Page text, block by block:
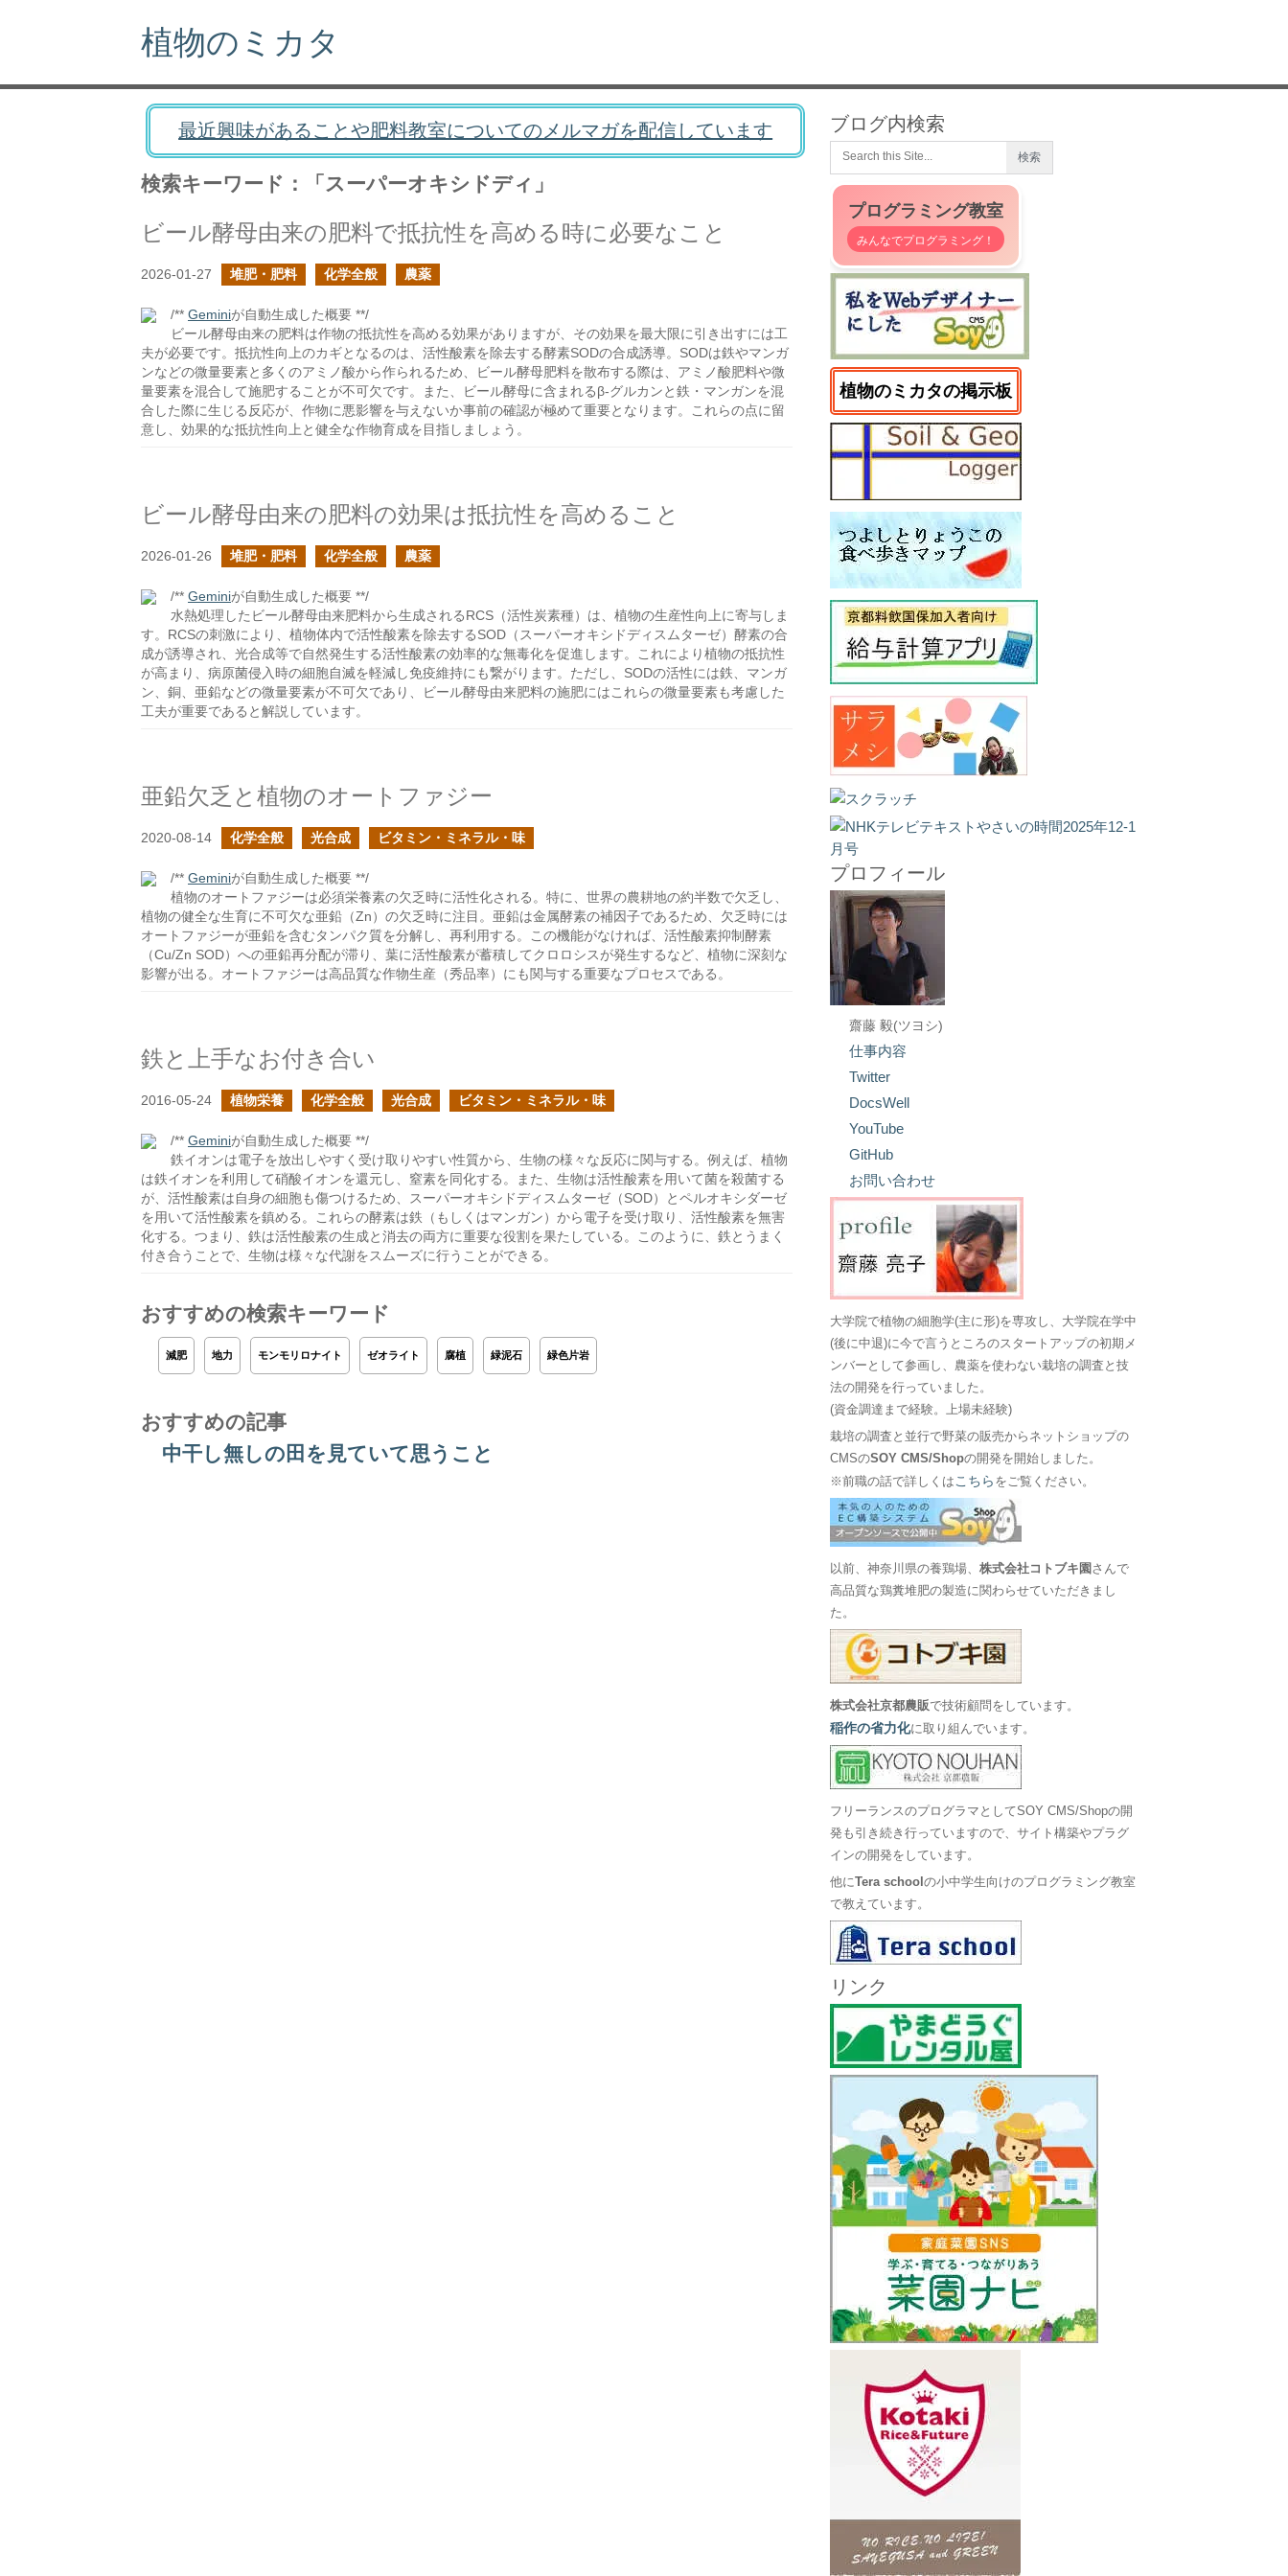
植物のミカタ
最近興味があることや肥料教室についてのメルマガを配信しています
検索キーワード：「スーパーオキシドディ」
ビール酵母由来の肥料で抵抗性を高める時に必要なこと
2026-01-27 堆肥・肥料 化学全般 農薬
/** Geminiが自動生成した概要 **/
ビール酵母由来の肥料は作物の抵抗性を高める効果がありますが、その効果を最大限に引き出すには工
夫が必要です。抵抗性向上のカギとなるのは、活性酸素を除去する酵素SODの合成誘導。SODは鉄やマンガ
ンなどの微量要素と多くのアミノ酸から作られるため、ビール酵母肥料を散布する際は、アミノ酸肥料や微
量要素を混合して施肥することが不可欠です。また、ビール酵母に含まれるβ-グルカンと鉄・マンガンを混
合した際に生じる反応が、作物に悪影響を与えないか事前の確認が極めて重要となります。これらの点に留
意し、効果的な抵抗性向上と健全な作物育成を目指しましょう。
ビール酵母由来の肥料の効果は抵抗性を高めること
2026-01-26 堆肥・肥料 化学全般 農薬
/** Geminiが自動生成した概要 **/
水熱処理したビール酵母由来肥料から生成されるRCS（活性炭素種）は、植物の生産性向上に寄与しま
す。RCSの刺激により、植物体内で活性酸素を除去するSOD（スーパーオキシドディスムターゼ）酵素の合
成が誘導され、光合成等で自然発生する活性酸素の効率的な無毒化を促進します。これにより植物の抵抗性
が高まり、病原菌侵入時の細胞自滅を軽減し免疫維持にも繋がります。ただし、SODの活性には鉄、マンガ
ン、銅、亜鉛などの微量要素が不可欠であり、ビール酵母由来肥料の施肥にはこれらの微量要素も考慮した
工夫が重要であると解説しています。
亜鉛欠乏と植物のオートファジー
2020-08-14 化学全般 光合成 ビタミン・ミネラル・味
/** Geminiが自動生成した概要 **/
植物のオートファジーは必須栄養素の欠乏時に活性化される。特に、世界の農耕地の約半数で欠乏し、
植物の健全な生育に不可欠な亜鉛（Zn）の欠乏時に注目。亜鉛は金属酵素の補因子であるため、欠乏時には
オートファジーが亜鉛を含むタンパク質を分解し、再利用する。この機能がなければ、活性酸素抑制酵素
（Cu/Zn SOD）への亜鉛再分配が滞り、葉に活性酸素が蓄積してクロロシスが発生するなど、植物に深刻な
影響が出る。オートファジーは高品質な作物生産（秀品率）にも関与する重要なプロセスである。
鉄と上手なお付き合い
2016-05-24 植物栄養 化学全般 光合成 ビタミン・ミネラル・味
/** Geminiが自動生成した概要 **/
鉄イオンは電子を放出しやすく受け取りやすい性質から、生物の様々な反応に関与する。例えば、植物
は鉄イオンを利用して硝酸イオンを還元し、窒素を同化する。また、生物は活性酸素を用いて菌を殺菌する
が、活性酸素は自身の細胞も傷つけるため、スーパーオキシドディスムターゼ（SOD）とペルオキシダーゼ
を用いて活性酸素を鎮める。これらの酵素は鉄（もしくはマンガン）から電子を受け取り、活性酸素を無害
化する。つまり、鉄は活性酸素の生成と消去の両方に重要な役割を果たしている。このように、鉄とうまく
付き合うことで、生物は様々な代謝をスムーズに行うことができる。
おすすめの検索キーワード
減肥 地力 モンモリロナイト ゼオライト 腐植 緑泥石 緑色片岩
おすすめの記事
中干し無しの田を見ていて思うこと
ブログ内検索
プログラミング教室
みんなでプログラミング！
植物のミカタの掲示板
プロフィール
齋藤 毅(ツヨシ)
仕事内容
Twitter
DocsWell
YouTube
GitHub
お問い合わせ
大学院で植物の細胞学(主に形)を専攻し、大学院在学中
(後に中退)に今で言うところのスタートアップの初期メ
ンバーとして参画し、農薬を使わない栽培の調査と技
法の開発を行っていました。
(資金調達まで経験。上場未経験)
栽培の調査と並行で野菜の販売からネットショップの
CMSのSOY CMS/Shopの開発を開始しました。
※前職の話で詳しくは こちら をご覧ください。
以前、神奈川県の養鶏場、株式会社コトブキ園 さんで
高品質な鶏糞堆肥の製造に関わらせていただきまし
た。
株式会社京都農販で技術顧問をしています。
稲作の省力化に取り組んでいます。
フリーランスのプログラマとしてSOY CMS/Shopの開
発も引き続き行っていますので、サイト構築やプラグ
インの開発をしています。
他にTera schoolの小中学生向けのプログラミング教室
で教えています。
リンク